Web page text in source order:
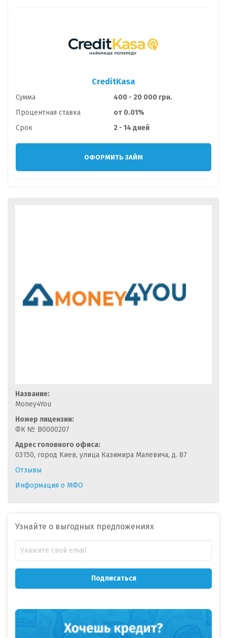
CreditKasa
Сумма
400 - 20 000 грн.
Процентная ставка
от 0.01%
Срок
2 - 14 дней
ОФОРМИТЬ ЗАЙМ
Название:
Money4You
Номер лицензии:
ФК № В0000207
Адрес головного офиса:
03150, город Киев, улица Казимира Малевича, д. 87
Отзывы
Информация о МФО
Узнайте о выгодных предложениях
Подписаться